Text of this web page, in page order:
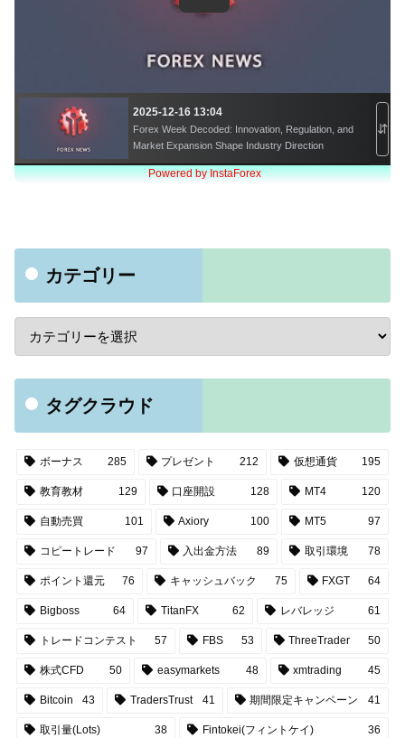
カテゴリー
タグクラウド
ボーナス 285 プレゼント 212 仮想通貨 195
教育教材 129 口座開設 128 MT4 120
自動売買 101 Axiory 100 MT5 97
コピートレード 97 入出金方法 89 取引環境 78
ポイント還元 76 キャッシュバック 75 FXGT 64
Bigboss 64 TitanFX 62 レバレッジ 61
トレードコンテスト 57 FBS 53 ThreeTrader 50
株式CFD 50 easymarkets 48 xmtrading 45
Bitcoin 43 TradersTrust 41 期間限定キャンペーン 41
取引量(Lots) 38 Fintokei(フィントケイ) 36